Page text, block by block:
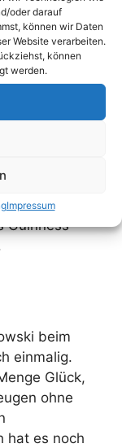
oder darauf
können wir Daten
Website verarbeiten.
können
werden.
Impressum
42
59
Guinness-
beim
einmalig.
Glück,
ohne
hat es noch